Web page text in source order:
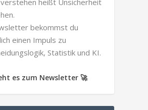
bekommst du
einen Impuls zu
Statistik und KI.
es zum Newsletter 🚀